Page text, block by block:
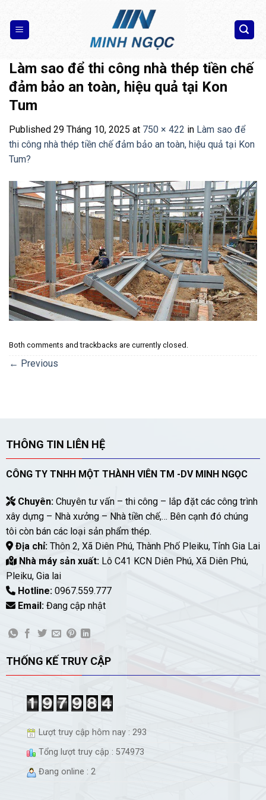
content
Làm sao để thi công nhà thép tiền chế
đảm bảo an toàn, hiệu quả tại Kon
Tum
Published 29 Tháng 10, 2025 at 750 × 422 in Làm sao để
thi công nhà thép tiền chế đảm bảo an toàn, hiệu quả tại Kon
Tum?
Both comments and trackbacks are currently closed.
← Previous
THÔNG TIN LIÊN HỆ
CÔNG TY TNHH MỘT THÀNH VIÊN TM -DV MINH NGỌC
Chuyên:Chuyên tư vấn – thi công – lắp đặt các công trình
xây dựng – Nhà xưởng – Nhà tiền chế,… Bên cạnh đó chúng
tôi còn bán các loại sản phẩm thép.
Địa chỉ:Thôn 2, Xã Diên Phú, Thành Phố Pleiku, Tỉnh Gia Lai
Nhà máy sản xuất:Lô C41 KCN Diên Phú, Xã Diên Phú,
Pleiku, Gia lai
Hotline:0967.559.777
Email:Đang cập nhật
THỐNG KẾ TRUY CẬP
Lượt truy cập hôm nay : 293
Tổng lượt truy cập : 574973
Đang online : 2